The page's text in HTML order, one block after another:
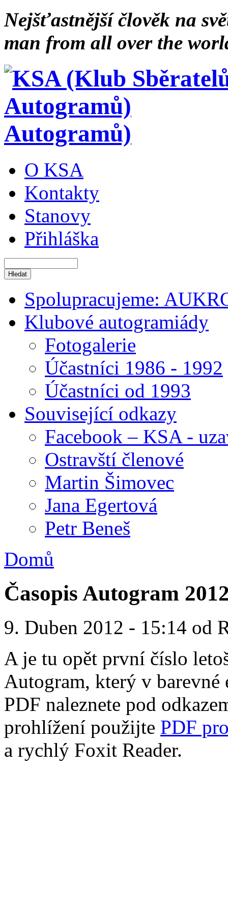
Nejšťastnější člověk na
man from all over the
Autogramů)
O KSA
Kontakty
Stanovy
Přihláška
Spolupracujeme:
Klubové autogramiády
Fotogalerie
Účastníci 1986 - 1992
Účastníci od 1993
Související odkazy
Facebook – KSA -
Ostravští členové
Martin Šimovec
Jana Egertová
Petr Beneš
Domů
Časopis Autogram
9. Duben 2012 - 15:14 od
A je tu opět první číslo
Autogram, který v
PDF naleznete pod
prohlížení použijte PDF
a rychlý Foxit Reader.